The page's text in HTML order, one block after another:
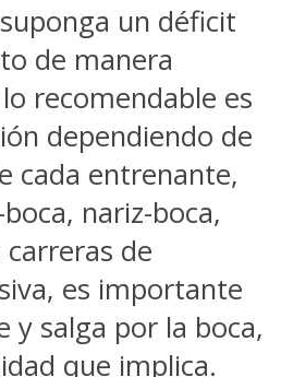
un déficit
de manera
recomendable es
dependiendo de
cada entrenante,
nariz-boca,
carreras de
es importante
y salga por la boca,
que implica.